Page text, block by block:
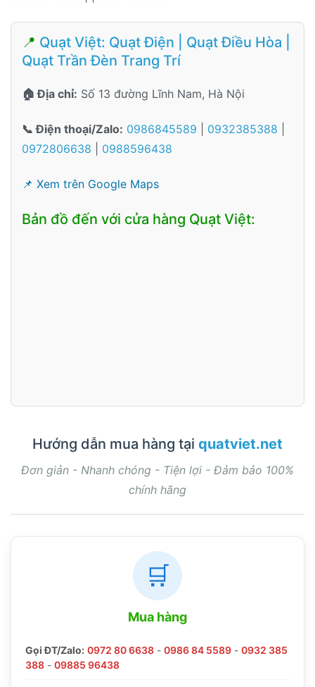
📍 Quạt Việt: Quạt Điện | Quạt Điều Hòa |
Quạt Trần Đèn Trang Trí
🏠 Địa chỉ: Số 13 đường Lĩnh Nam, Hà Nội
📞 Điện thoại/Zalo: 0986845589 0932385388
0972806638
0988596438
📌 Xem trên Google Maps
Bản đồ đến với cửa hàng Quạt Việt:
Hướng dẫn mua hàng tại quatviet.net
Đơn giản - Nhanh chóng - Tiện lợi - Đảm bảo 100%
chính hãng
🛒
Mua hàng
Gọi ĐT/Zalo: 0972 80 6638 - 0986 84 5589 - 0932 385
388 - 09885 96438